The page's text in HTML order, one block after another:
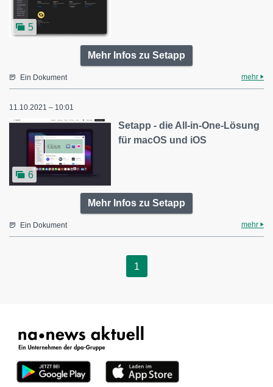
5
Mehr Infos zu Setapp
Ein Dokument mehr
11.10.2021 – 10:01
6
Setapp - die All-in-One-Lösung
für macOS und iOS
Mehr Infos zu Setapp
Ein Dokument mehr
1